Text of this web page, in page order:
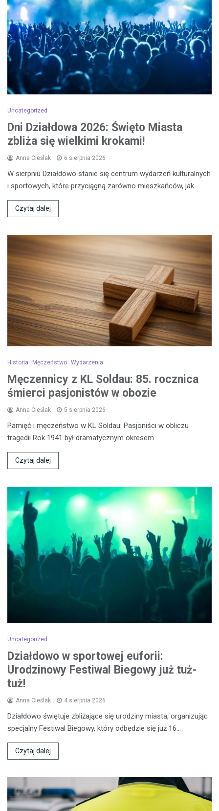
Uncategorized
Dni Działdowa 2026: Święto Miasta
zbliża się wielkimi krokami!
Anna Cieślak 6 sierpnia 2026
W sierpniu Działdowo stanie się centrum wydarzeń kulturalnych
i sportowych, które przyciągną zarówno mieszkańców, jak…
Czytaj dalej
Historia Męczeństwo Wydarzenia
Męczennicy z KL Soldau: 85. rocznica
śmierci pasjonistów w obozie
Anna Cieślak 5 sierpnia 2026
Pamięć i męczeństwo w KL Soldau: Pasjoniści w obliczu
tragedii Rok 1941 był dramatycznym okresem…
Czytaj dalej
Uncategorized
Działdowo w sportowej euforii:
Urodzinowy Festiwal Biegowy już tuż-
tuż!
Anna Cieślak 4 sierpnia 2026
Działdowo świętuje zbliżające się urodziny miasta, organizując
specjalny Festiwal Biegowy, który odbędzie się już 16…
Czytaj dalej